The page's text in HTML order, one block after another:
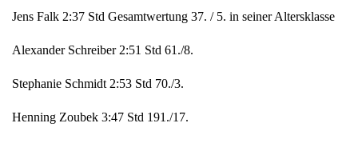
Jens Falk 2:37 Std Gesamtwertung 37. / 5. in seiner Altersklasse
Alexander Schreiber 2:51 Std 61./8.
Stephanie Schmidt 2:53 Std 70./3.
Henning Zoubek 3:47 Std 191./17.